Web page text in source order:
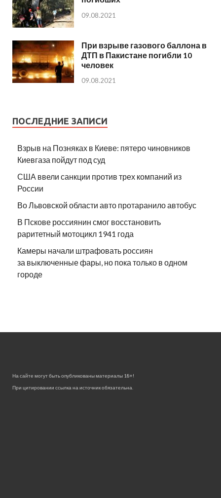
09.08.2021
При взрыве газового баллона в
ДТП в Пакистане погибли 10
человек
09.08.2021
ПОСЛЕДНИЕ ЗАПИСИ
Взрыв на Позняках в Киеве: пятеро чиновников
Киевгаза пойдут под суд
США ввели санкции против трех компаний из
России
Во Львовской области авто протаранило автобус
В Пскове россиянин смог восстановить
раритетный мотоцикл 1941 года
Камеры начали штрафовать россиян
за выключенные фары, но пока только в одном
городе
На сайте могут быть опубликованы материалы 18+!
При цитировании ссылка на источник обязательна.